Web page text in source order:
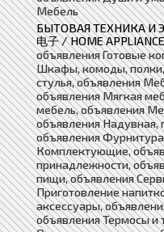
Мебель
БЫТОВАЯ ТЕХНИКА И
电子 / HOME
объявления Готовые
Шкафы, комоды,
стулья, объявления
объявления Мягкая
мебель, объявления
объявления Надувная,
объявления
Комплектующие,
принадлежности,
пищи, объявления
Приготовление
аксессуары,
объявления Термосы и